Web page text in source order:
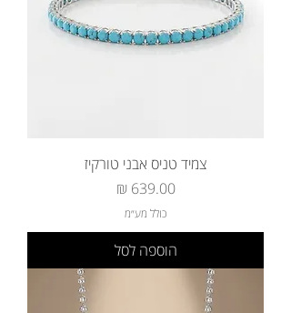
צמיד טניס אבני טורקיז
מחיר‏639.00 ‏₪
כולל מע״מ
הוספה לסל